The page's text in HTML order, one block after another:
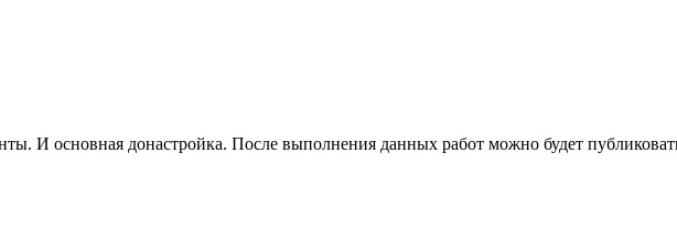
И основная донастройка. После выполнения данных работ можно будет